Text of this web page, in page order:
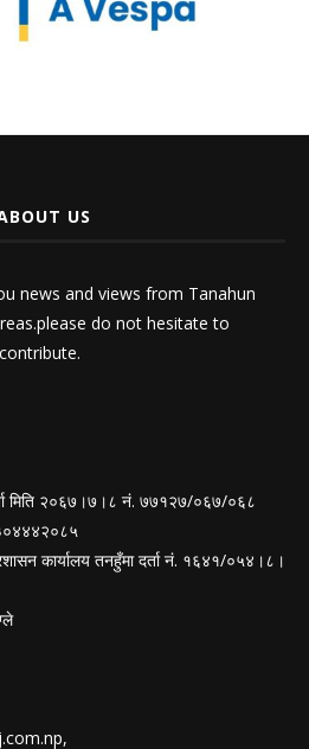
US
news and views from Tanahun
do not hesitate to
मिति २०६७।७।८ नं. ७७१२७/०६७/०६८
कार्यालय तनहुँमा दर्ता नं. १६४१/०५४।८।
,